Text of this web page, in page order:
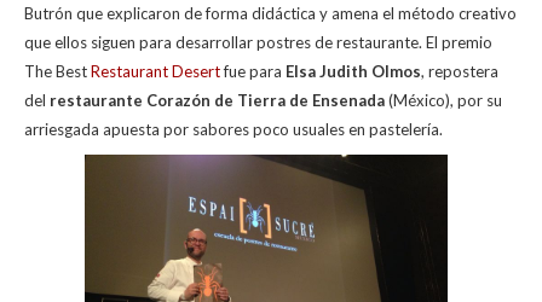
Butrón que explicaron de forma didáctica y amena el método creativo
que ellos siguen para desarrollar postres de restaurante. El premio
The BestRestaurant Desertfue para Elsa Judith Olmos, repostera
del restaurante Corazón de Tierra de Ensenada(México), por su
arriesgada apuesta por sabores poco usuales en pastelería.